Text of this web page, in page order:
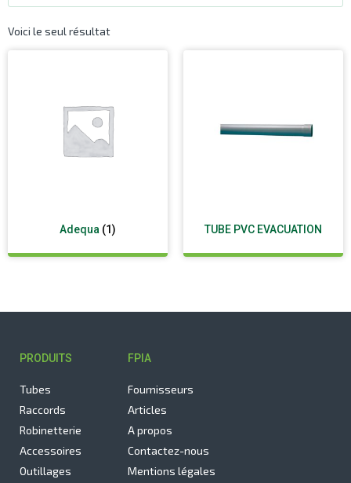
Voici le seul résultat
Adequa (1) TUBE PVC EVACUATION
PRODUITS
Tubes
Raccords
Robinetterie
Accessoires
Outillages
FPIA
Fournisseurs
Articles
A propos
Contactez-nous
Mentions légales